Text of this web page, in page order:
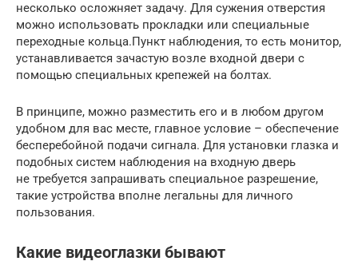
несколько осложняет задачу. Для сужения отверстия
можно использовать прокладки или специальные
переходные кольца.Пункт наблюдения, то есть монитор,
устанавливается зачастую возле входной двери с
помощью специальных крепежей на болтах.
В принципе, можно разместить его и в любом другом
удобном для вас месте, главное условие – обеспечение
бесперебойной подачи сигнала. Для установки глазка и
подобных систем наблюдения на входную дверь
не требуется запрашивать специальное разрешение,
такие устройства вполне легальны для личного
пользования.
Какие видеоглазки бывают